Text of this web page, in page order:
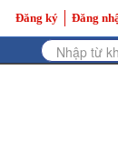
Đăng ký Đăng